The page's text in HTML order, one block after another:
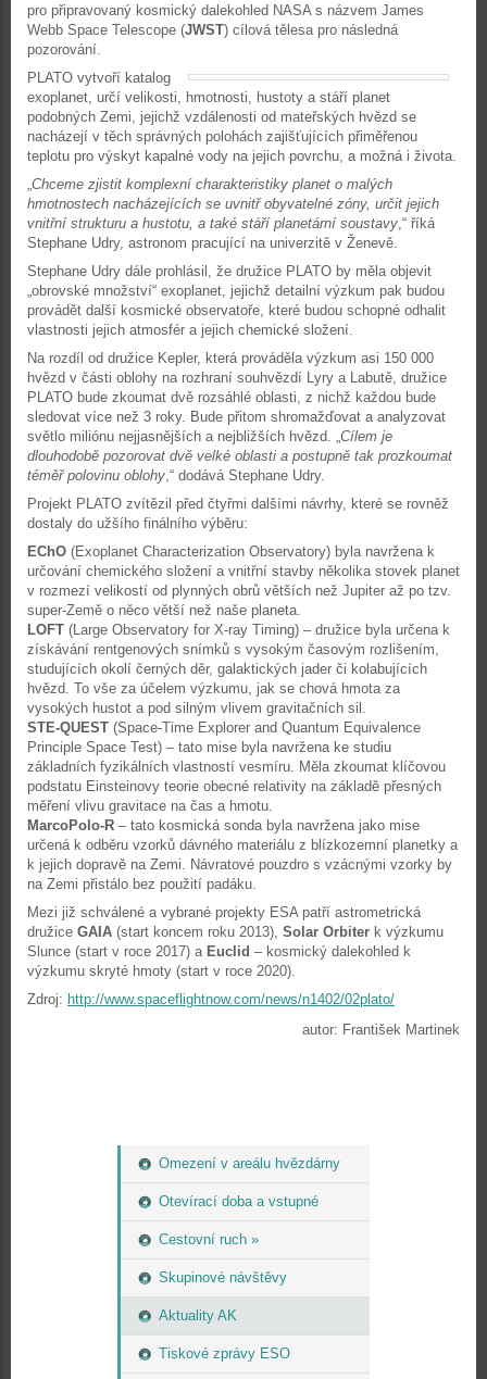
Omezení v areálu hvězdárny
Otevírací doba a vstupné
Cestovní ruch »
Skupinové návštěvy
Aktuality AK
Tiskové zprávy ESO
pro připravovaný kosmický dalekohled NASA s názvem James
Webb Space Telescope (JWST) cílová tělesa pro následná
pozorování.
PLATO vytvoří katalog
exoplanet, určí velikosti, hmotnosti, hustoty a stáří planet
podobných Zemi, jejichž vzdálenosti od mateřských hvězd se
nacházejí v těch správných polohách zajišťujících přiměřenou
teplotu pro výskyt kapalné vody na jejich povrchu, a možná i života.
„Chceme zjistit komplexní charakteristiky planet o malých
hmotnostech nacházejících se uvnitř obyvatelné zóny, určit jejich
vnitřní strukturu a hustotu, a také stáří planetární soustavy,“ říká
Stephane Udry, astronom pracující na univerzitě v Ženevě.
Stephane Udry dále prohlásil, že družice PLATO by měla objevit
„obrovské množství“ exoplanet, jejichž detailní výzkum pak budou
provádět další kosmické observatoře, které budou schopné odhalit
vlastnosti jejich atmosfér a jejich chemické složení.
Na rozdíl od družice Kepler, která prováděla výzkum asi 150 000
hvězd v části oblohy na rozhraní souhvězdí Lyry a Labutě, družice
PLATO bude zkoumat dvě rozsáhlé oblasti, z nichž každou bude
sledovat více než 3 roky. Bude přitom shromažďovat a analyzovat
světlo miliónu nejjasnějších a nejbližších hvězd. „Cílem je
dlouhodobě pozorovat dvě velké oblasti a postupně tak prozkoumat
téměř polovinu oblohy,“ dodává Stephane Udry.
Projekt PLATO zvítězil před čtyřmi dalšími návrhy, které se rovněž
dostaly do užšího finálního výběru:
EChO (Exoplanet Characterization Observatory) byla navržena k
určování chemického složení a vnitřní stavby několika stovek planet
v rozmezí velikostí od plynných obrů větších než Jupiter až po tzv.
super-Země o něco větší než naše planeta.
LOFT (Large Observatory for X-ray Timing) – družice byla určena k
získávání rentgenových snímků s vysokým časovým rozlišením,
studujících okolí černých děr, galaktických jader či kolabujících
hvězd. To vše za účelem výzkumu, jak se chová hmota za
vysokých hustot a pod silným vlivem gravitačních sil.
STE-QUEST (Space-Time Explorer and Quantum Equivalence
Principle Space Test) – tato mise byla navržena ke studiu
základních fyzikálních vlastností vesmíru. Měla zkoumat klíčovou
podstatu Einsteinovy teorie obecné relativity na základě přesných
měření vlivu gravitace na čas a hmotu.
MarcoPolo-R – tato kosmická sonda byla navržena jako mise
určená k odběru vzorků dávného materiálu z blízkozemní planetky a
k jejich dopravě na Zemi. Návratové pouzdro s vzácnými vzorky by
na Zemi přistálo bez použití padáku.
Mezi již schválené a vybrané projekty ESA patří astrometrická
družice GAIA (start koncem roku 2013), Solar Orbiter k výzkumu
Slunce (start v roce 2017) a Euclid – kosmický dalekohled k
výzkumu skryté hmoty (start v roce 2020).
Zdroj: http://www.spaceflightnow.com/news/n1402/02plato/
autor: František Martinek